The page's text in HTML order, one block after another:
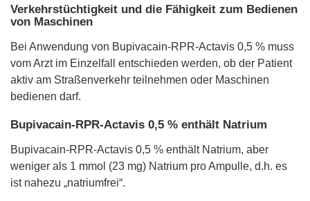
Verkehrstüchtigkeit und die Fähigkeit zum Bedienen
von Maschinen
Bei Anwendung von Bupivacain-RPR-Actavis 0,5 % muss
vom Arzt im Einzelfall entschieden werden, ob der Patient
aktiv am Straßenverkehr teilnehmen oder Maschinen
bedienen darf.
Bupivacain-RPR-Actavis 0,5 % enthält Natrium
Bupivacain-RPR-Actavis 0,5 % enthält Natrium, aber
weniger als 1 mmol (23 mg) Natrium pro Ampulle, d.h. es
ist nahezu „natriumfrei“.